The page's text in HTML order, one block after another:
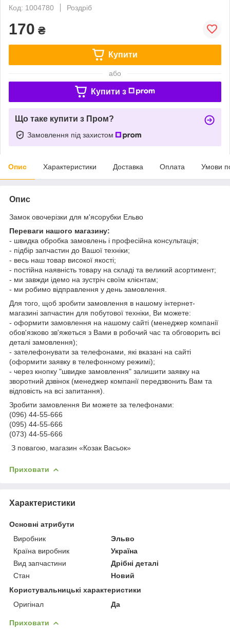
Код: 1004780
Роздріб
170 ₴
Купити
або
Купити з
Що таке купити з Пром?
Замовлення під захистом
Опис Характеристики Доставка Оплата Умови
Опис
Замок овочерізки для м'ясорубки Ельво
Переваги нашого магазину:
- швидка обробка замовлень і професійна консультація;
- підбір запчастин до Вашої техніки;
- весь наш товар високої якості;
- постійна наявність товару на складі та великий асортимент;
- ми завжди ідемо на зустріч своїм клієнтам;
- ми робимо відправлення у день замовлення.
Для того, щоб зробити замовлення в нашому інтернет-
магазині запчастин для побутової техніки, Ви можете:
- оформити замовлення на нашому сайті (менеджер компанії
обов'язково зв'яжеться з Вами в робочий час та обговорить всі
деталі замовлення);
- зателефонувати за телефонами, які вказані на сайті
(оформити заявку в телефонному режимі);
- через кнопку "швидке замовлення" залишити заявку на
зворотний дзвінок (менеджер компанії передзвонить Вам та
відповість на всі запитання).
Зробити замовлення Ви можете за телефонами:
(096) 44-55-666
(095) 44-55-666
(073) 44-55-666
З повагою, магазин «Козак Васьок»
Приховати
Характеристики
Основні атрибути
Виробник
Эльво
Країна виробник
Україна
Вид запчастини
Дрібні деталі
Стан
Новий
Користувальницькі характеристики
Оригінал
Да
Приховати